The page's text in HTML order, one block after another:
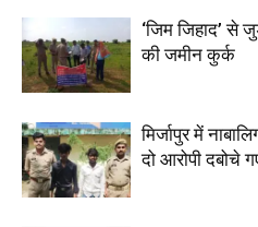
‘जिम जिहाद’ से
की जमीन कुर्क
मिर्जापुर में
दो आरोपी दबोचे